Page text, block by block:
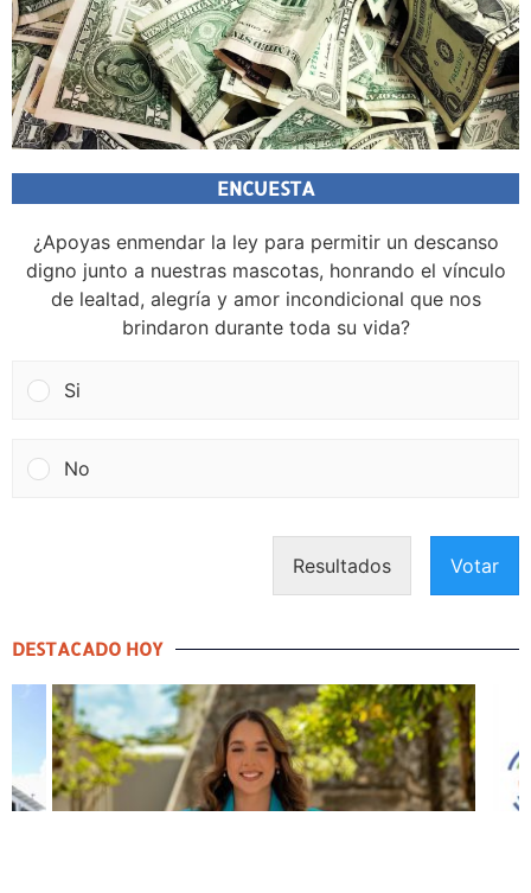
ENCUESTA
¿Apoyas enmendar la ley para permitir un descanso
digno junto a nuestras mascotas, honrando el vínculo
de lealtad, alegría y amor incondicional que nos
brindaron durante toda su vida?
Si
No
Resultados Votar
DESTACADO HOY